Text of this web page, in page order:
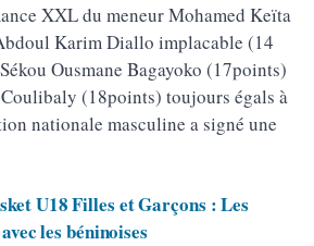
XXL du meneur Mohamed Keïta
Karim Diallo implacable (14
Ousmane Bagayoko (17points)
(18points) toujours égals à
nationale masculine a signé une
U18 Filles et Garçons : Les
les béninoises